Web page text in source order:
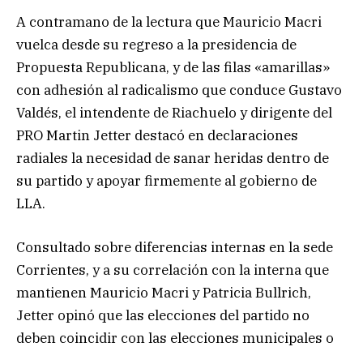
A contramano de la lectura que Mauricio Macri
vuelca desde su regreso a la presidencia de
Propuesta Republicana, y de las filas «amarillas»
con adhesión al radicalismo que conduce Gustavo
Valdés, el intendente de Riachuelo y dirigente del
PRO Martin Jetter destacó en declaraciones
radiales la necesidad de sanar heridas dentro de
su partido y apoyar firmemente al gobierno de
LLA.
Consultado sobre diferencias internas en la sede
Corrientes, y a su correlación con la interna que
mantienen Mauricio Macri y Patricia Bullrich,
Jetter opinó que las elecciones del partido no
deben coincidir con las elecciones municipales o